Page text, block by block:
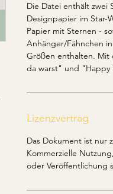
Die Datei enthält zwei
Designpapier im Star-
Papier mit Sternen -
Anhänger/Fähnchen
Größen enthalten. Mit
da warst" und "Happy
Lizenzvertrag
Das Dokument ist nur
Kommerzielle
oder Veröffentlichung